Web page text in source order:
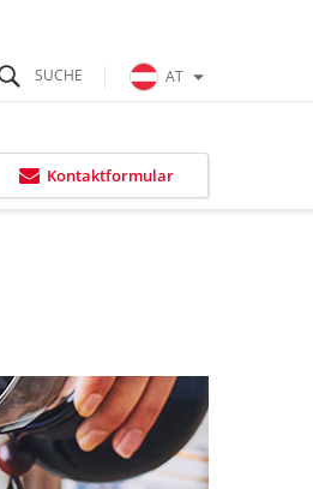
AT
Kontaktformular